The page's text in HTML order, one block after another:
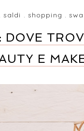
saldi . shopping .
DOVE
E